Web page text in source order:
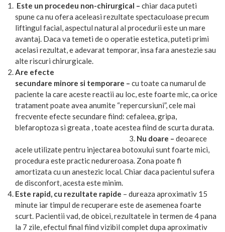
Este un procedeu non-chirurgical – chiar daca puteti
spune ca nu ofera aceleasi rezultate spectaculoase precum
liftingul facial, aspectul natural al procedurii este un mare
avantaj. Daca va temeti de o operatie estetica, puteti primi
acelasi rezultat, e adevarat temporar, insa fara anestezie sau
alte riscuri chirurgicale.
Are efecte
secundare minore si temporare – cu toate ca numarul de
paciente la care aceste reactii au loc, este foarte mic, ca orice
tratament poate avea anumite “repercursiuni”, cele mai
frecvente efecte secundare fiind: cefaleea, gripa,
blefaroptoza si greata , toate acestea fiind de scurta durata.
Nu doare – deoarece
acele utilizate pentru injectarea botoxului sunt foarte mici,
procedura este practic nedureroasa. Zona poate fi
amortizata cu un anestezic local. Chiar daca pacientul sufera
de disconfort, acesta este minim.
Este rapid, cu rezultate rapide – dureaza aproximativ 15
minute iar timpul de recuperare este de asemenea foarte
scurt. Pacientii vad, de obicei, rezultatele in termen de 4 pana
la 7 zile, efectul final fiind vizibil complet dupa aproximativ